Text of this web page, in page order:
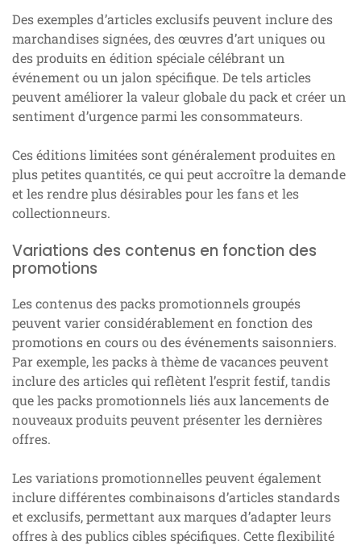
Des exemples d’articles exclusifs peuvent inclure des
marchandises signées, des œuvres d’art uniques ou
des produits en édition spéciale célébrant un
événement ou un jalon spécifique. De tels articles
peuvent améliorer la valeur globale du pack et créer un
sentiment d’urgence parmi les consommateurs.
Ces éditions limitées sont généralement produites en
plus petites quantités, ce qui peut accroître la demande
et les rendre plus désirables pour les fans et les
collectionneurs.
Variations des contenus en fonction des
promotions
Les contenus des packs promotionnels groupés
peuvent varier considérablement en fonction des
promotions en cours ou des événements saisonniers.
Par exemple, les packs à thème de vacances peuvent
inclure des articles qui reflètent l’esprit festif, tandis
que les packs promotionnels liés aux lancements de
nouveaux produits peuvent présenter les dernières
offres.
Les variations promotionnelles peuvent également
inclure différentes combinaisons d’articles standards
et exclusifs, permettant aux marques d’adapter leurs
offres à des publics cibles spécifiques. Cette flexibilité